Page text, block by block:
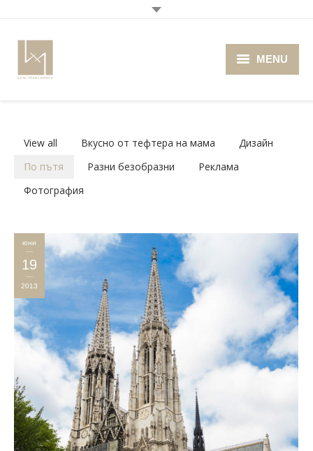
MENU
Portfolio
Retro Camera Museum
View all Вкусно от тефтера на мама
Дизайн
По пътя
Разни безобразни
Реклама
Фотография
юни
19
2013